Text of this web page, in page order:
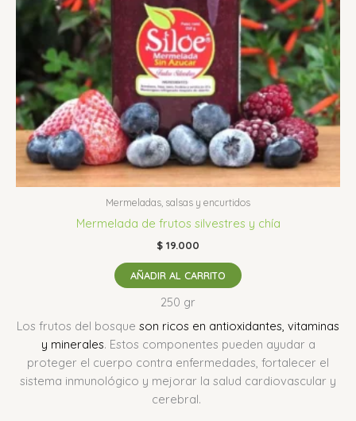
Mermeladas, salsas y encurtidos
Mermelada de frutos silvestres y chía
$ 19.000
AÑADIR AL CARRITO
250 gr
Los frutos del bosque son ricos en antioxidantes, vitaminas
y minerales. Estos componentes pueden ayudar a
proteger el cuerpo contra enfermedades, fortalecer el
sistema inmunológico y mejorar la salud cardiovascular y
cerebral.